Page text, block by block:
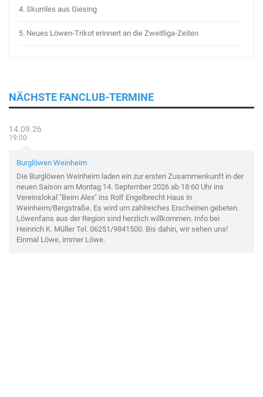
4. Skurriles aus Giesing
5. Neues Löwen-Trikot erinnert an die Zweitliga-Zeiten
NÄCHSTE FANCLUB-TERMINE
14.09.26
19:00
Burglöwen Weinheim
Die Burglöwen Weinheim laden ein zur ersten Zusammenkunft in der
neuen Saison am Montag 14. September 2026 ab 18:60 Uhr ins
Vereinslokal "Beim Alex" ins Rolf Engelbrecht Haus in
Weinheim/Bergstraße. Es wird um zahlreiches Erscheinen gebeten.
Löwenfans aus der Region sind herzlich willkommen. Info bei
Heinrich K. Müller Tel. 06251/9841500. Bis dahin, wir sehen uns!
Einmal Löwe, immer Löwe.